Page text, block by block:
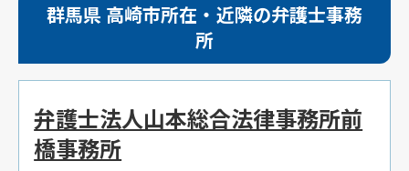
群馬県 高崎市所在・近隣の弁護士事務
所
弁護士法人山本総合法律事務所前
橋事務所